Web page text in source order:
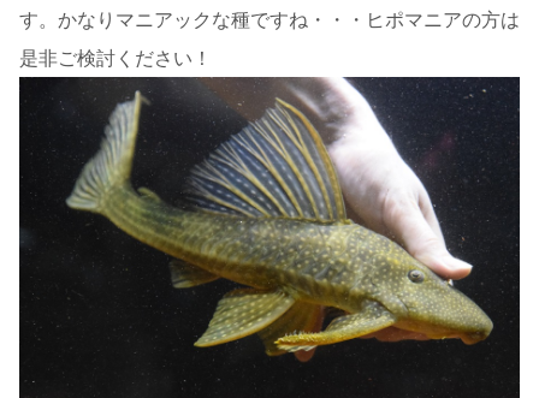
す。かなりマニアックな種ですね・・・ヒポマニアの方は
是非ご検討ください！